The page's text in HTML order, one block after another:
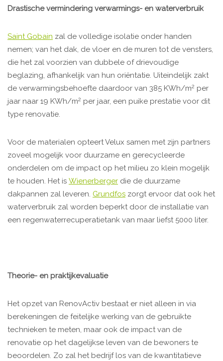
Drastische vermindering verwarmings- en waterverbruik
Saint Gobain zal de volledige isolatie onder handen
nemen; van het dak, de vloer en de muren tot de vensters,
die het zal voorzien van dubbele of drievoudige
beglazing, afhankelijk van hun oriëntatie. Uiteindelijk zakt
de verwarmingsbehoefte daardoor van 385 KWh/m2 per
jaar naar 19 KWh/m2 per jaar, een puike prestatie voor dit
type renovatie.
Voor de materialen opteert Velux samen met zijn partners
zoveel mogelijk voor duurzame en gerecycleerde
onderdelen om de impact op het milieu zo klein mogelijk
te houden. Het is Wienerberger die de duurzame
dakpannen zal leveren. Grundfos zorgt ervoor dat ook het
waterverbruik zal worden beperkt door de installatie van
een regenwaterrecuperatietank van maar liefst 5000 liter.
Theorie- en praktijkevaluatie
Het opzet van RenovActiv bestaat er niet alleen in via
berekeningen de feitelijke werking van de gebruikte
technieken te meten, maar ook de impact van de
renovatie op het dagelijkse leven van de bewoners te
beoordelen. Zo zal het bedrijf los van de kwantitatieve